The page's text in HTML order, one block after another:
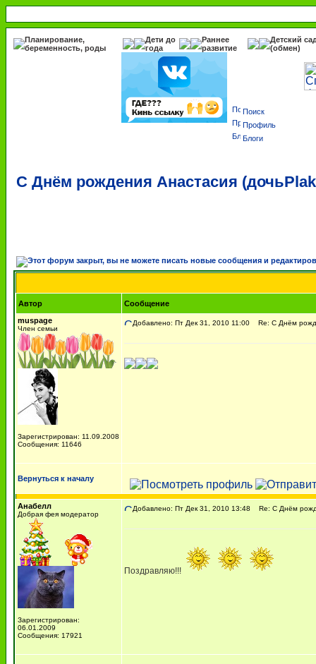
Планирование,
беременность, роды
Дети до
года
Раннее
развитие
Детский
(обмен)
Поиск
Профиль
Блоги
С Днём рождения Анастасия
Автор
Сообщение
muspage
Член семьи
Зарегистрирован: 11.09.2008
Сообщения: 11646
Добавлено: Пт Дек 31, 2010 11:00 Re: С Днём
Вернуться к началу
Анабелл
Добрая фея модератор
Зарегистрирован:
06.01.2009
Сообщения: 17921
Добавлено: Пт Дек 31, 2010 13:48 Re: С Днём
Поздравляю!!!